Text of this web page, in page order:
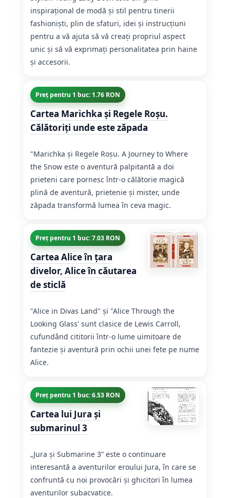
inspirațional de modă și stil pentru tinerii
fashioniști, plin de sfaturi, idei și instrucțiuni
pentru a vă ajuta să vă creați propriul aspect
unic și să vă exprimați personalitatea prin haine
și accesorii.
Preț pentru 1 buc: 1.76 RON
Cartea Marichka şi Regele Roşu.
Călătoriți unde este zăpada
"Marichka şi Regele Roşu. A Journey to Where
the Snow este o aventură palpitantă a doi
prieteni care pornesc într-o călătorie magică
plină de aventură, prietenie și mister, unde
zăpada transformă lumea în ceva magic.
Preț pentru 1 buc: 7.03 RON
Cartea Alice în țara
divelor, Alice în căutarea
de sticlă
"Alice in Divas Land" și "Alice Through the
Looking Glass' sunt clasice de Lewis Carroll,
cufundând cititorii într-o lume uimitoare de
fantezie și aventură prin ochii unei fete pe nume
Alice.
Preț pentru 1 buc: 6.53 RON
Cartea lui Jura şi
submarinul 3
„Jura și Submarine 3” este o continuare
interesantă a aventurilor eroului Jura, în care se
confruntă cu noi provocări și ghicitori în lumea
aventurilor subacvatice.